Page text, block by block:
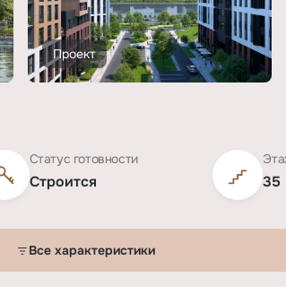
Проект
Статус готовности
Строится 35
Все характеристики